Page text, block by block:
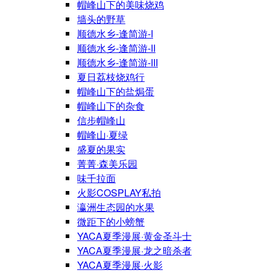
帽峰山下的美味烧鸡
墙头的野草
顺德水乡-逢简游-I
顺德水乡-逢简游-II
顺德水乡-逢简游-III
夏日荔枝烧鸡行
帽峰山下的盐焗蛋
帽峰山下的杂食
信步帽峰山
帽峰山·夏绿
盛夏的果实
菁菁·森美乐园
味千拉面
火影COSPLAY私拍
瀛洲生态园的水果
微距下的小螃蟹
YACA夏季漫展·黄金圣斗士
YACA夏季漫展·龙之暗杀者
YACA夏季漫展·火影